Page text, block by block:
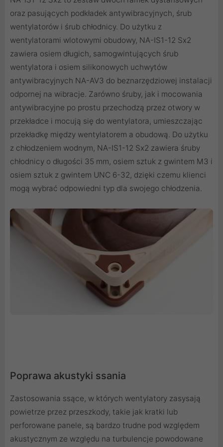
oraz pasujących podkładek antywibracyjnych, śrub
wentylatorów i śrub chłodnicy. Do użytku z
wentylatorami wlotowymi obudowy, NA-IS1-12 Sx2
zawiera osiem długich, samogwintujących śrub
wentylatora i osiem silikonowych uchwytów
antywibracyjnych NA-AV3 do beznarzędziowej instalacji
odpornej na wibracje. Zarówno śruby, jak i mocowania
antywibracyjne po prostu przechodzą przez otwory w
przekładce i mocują się do wentylatora, umieszczając
przekładkę między wentylatorem a obudową. Do użytku
z chłodzeniem wodnym, NA-IS1-12 Sx2 zawiera śruby
chłodnicy o długości 35 mm, osiem sztuk z gwintem M3 i
osiem sztuk z gwintem UNC 6-32, dzięki czemu klienci
mogą wybrać odpowiedni typ dla swojego chłodzenia.
Poprawa akustyki ssania
Zastosowania ssące, w których wentylatory zasysają
powietrze przez przeszkody, takie jak kratki lub
perforowane panele, są bardzo trudne pod względem
akustycznym ze względu na turbulencje powodowane